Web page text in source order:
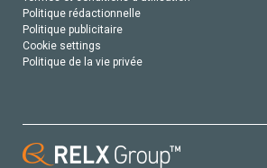
Politique rédactionnelle
Politique publicitaire
Cookie settings
Politique de la vie privée